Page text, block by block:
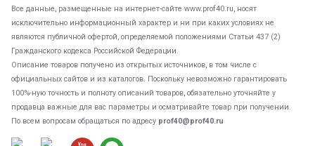
Все данные, размещенные на интернет-сайте www.prof40.ru, носят
исключительно информационный характер и ни при каких условиях не
являются публичной офертой, определяемой положениями Статьи 437 (2)
Гражданского кодекса Российской Федерации.
Описание товаров получено из открытых источников, в том числе с
официальных сайтов и из каталогов. Поскольку невозможно гарантировать
100%-ную точность и полноту описаний товаров, обязательно уточняйте у
продавца важные для вас параметры и осматривайте товар при получении.
По всем вопросам обращаться по адресу prof40@prof40.ru